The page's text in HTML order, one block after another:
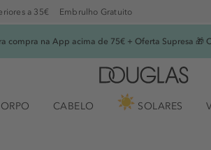
a 35€ Embrulho Gratuito
compra na App acima de 75€ + Oferta Supresa 🎁
CABELO SOLARES